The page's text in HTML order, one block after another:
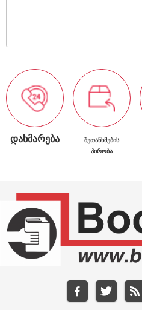
ᲓᲐᲮᲛᲐᲠᲔᲑᲐ
ᲨᲔᲗᲐᲜᲮᲛᲔᲑᲘᲡ
ᲞᲘᲠᲝᲑᲐ